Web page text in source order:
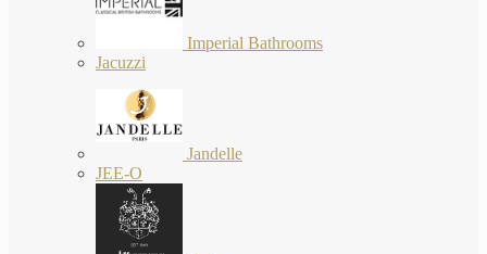
Imperial Bathrooms
Jacuzzi
Jandelle
JEE-O